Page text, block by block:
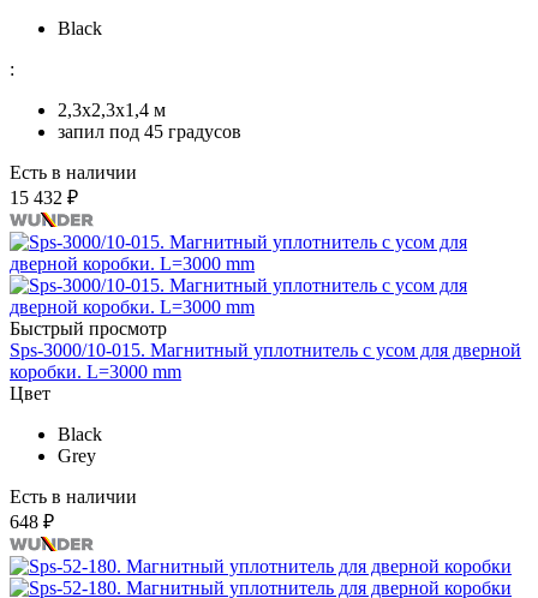
Black
:
2,3х2,3х1,4 м
запил под 45 градусов
Есть в наличии
15 432 ₽
Быстрый просмотр
Sps-3000/10-015. Магнитный уплотнитель с усом для дверной
коробки. L=3000 mm
Цвет
Black
Grey
Есть в наличии
648 ₽